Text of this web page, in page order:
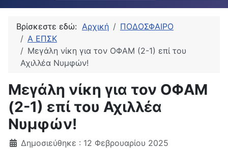
Type 2 or more characters for results.
Βρίσκεστε εδώ: Αρχική
ΠΟΔΟΣΦΑΙΡΟ
Α ΕΠΣΚ
Μεγάλη νίκη για τον ΟΦΑΜ (2-1) επί του
Αχιλλέα Νυμφών!
Μεγάλη νίκη για τον ΟΦΑΜ
(2-1) επί του Αχιλλέα
Νυμφών!
Δημοσιεύθηκε : 12 Φεβρουαρίου 2025